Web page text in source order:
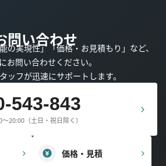
問い合わせ
の実現性」「価格・お見積もり」など、
お問い合わせください。
ッフが迅速にサポートします。
543-843
20:00（土日・祝日除く）
価格・見積